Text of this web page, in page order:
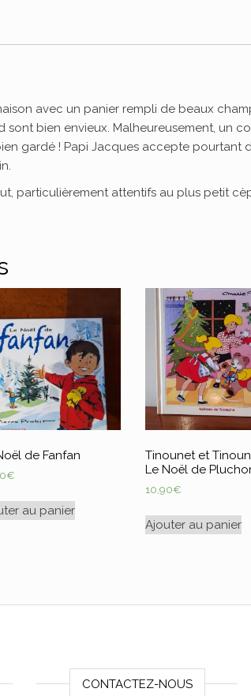
avec un panier rempli de beaux
sont bien envieux. Malheureusement, un
gardé ! Papi Jacques accepte pourtant
particulièrement attentifs au plus petit
de Fanfan
€
au panier
Tinounet et
Le Noël de
10,90€
Ajouter au panier
CONTACTEZ-NOUS